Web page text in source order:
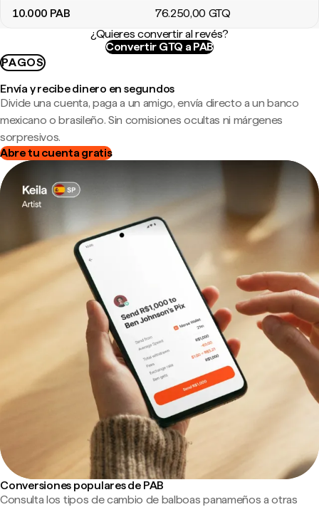
10.000 PAB 76.250,00 GTQ
¿Quieres convertir al revés?
Convertir GTQ a PAB
PAGOS
Envía y recibe dinero en segundos
Divide una cuenta, paga a un amigo, envía directo a un banco
mexicano o brasileño. Sin comisiones ocultas ni márgenes
sorpresivos.
Abre tu cuenta gratis
Conversiones populares de PAB
Consulta los tipos de cambio de balboas panameños a otras